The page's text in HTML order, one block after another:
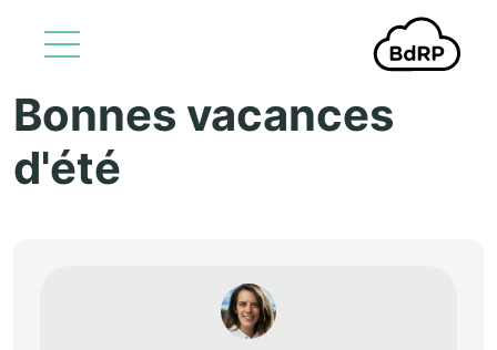
Aller au contenu principal
Bonnes vacances
d'été